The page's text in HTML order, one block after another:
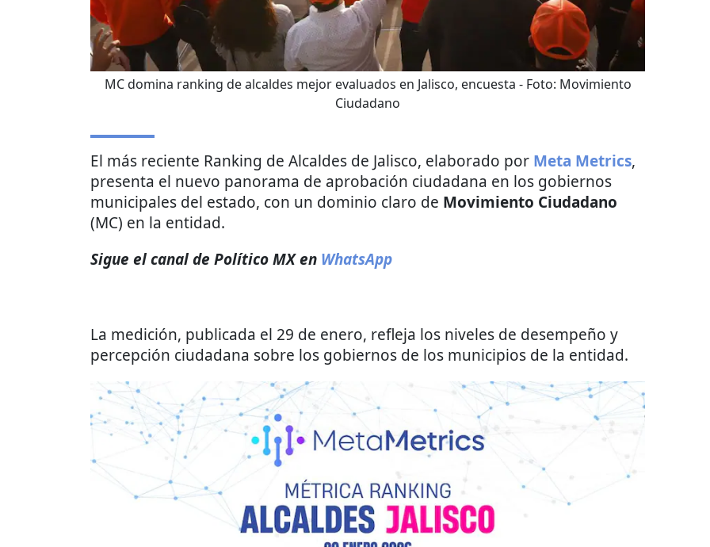
MC domina ranking de alcaldes mejor evaluados en Jalisco, encuesta - Foto: Movimiento
Ciudadano
El más reciente Ranking de Alcaldes de Jalisco, elaborado por Meta Metrics,
presenta el nuevo panorama de aprobación ciudadana en los gobiernos
municipales del estado, con un dominio claro de Movimiento Ciudadano
(MC) en la entidad.
Sigue el canal de Político MX en WhatsApp
La medición, publicada el 29 de enero, refleja los niveles de desempeño y
percepción ciudadana sobre los gobiernos de los municipios de la entidad.